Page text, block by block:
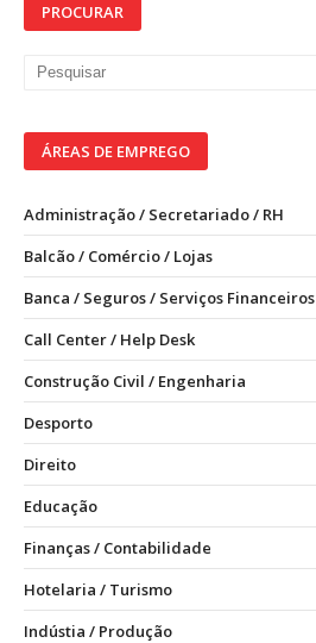
PROCURAR
ÁREAS DE EMPREGO
Administração / Secretariado / RH
Balcão / Comércio / Lojas
Banca / Seguros / Serviços Financeiros
Call Center / Help Desk
Construção Civil / Engenharia
Desporto
Direito
Educação
Finanças / Contabilidade
Hotelaria / Turismo
Indústia / Produção